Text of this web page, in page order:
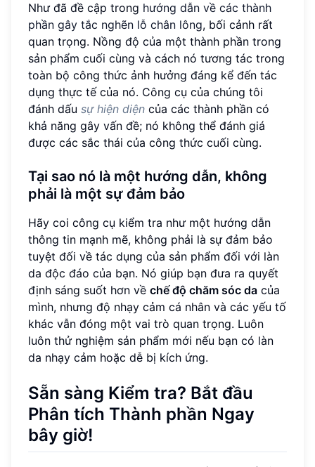
Như đã đề cập trong hướng dẫn về các thành
phần gây tắc nghẽn lỗ chân lông, bối cảnh rất
quan trọng. Nồng độ của một thành phần trong
sản phẩm cuối cùng và cách nó tương tác trong
toàn bộ công thức ảnh hưởng đáng kể đến tác
dụng thực tế của nó. Công cụ của chúng tôi
đánh dấu sự hiện diện của các thành phần có
khả năng gây vấn đề; nó không thể đánh giá
được các sắc thái của công thức cuối cùng.
Tại sao nó là một hướng dẫn, không
phải là một sự đảm bảo
Hãy coi công cụ kiểm tra như một hướng dẫn
thông tin mạnh mẽ, không phải là sự đảm bảo
tuyệt đối về tác dụng của sản phẩm đối với làn
da độc đáo của bạn. Nó giúp bạn đưa ra quyết
định sáng suốt hơn về chế độ chăm sóc da của
mình, nhưng độ nhạy cảm cá nhân và các yếu tố
khác vẫn đóng một vai trò quan trọng. Luôn
luôn thử nghiệm sản phẩm mới nếu bạn có làn
da nhạy cảm hoặc dễ bị kích ứng.
Sẵn sàng Kiểm tra? Bắt đầu
Phân tích Thành phần Ngay
bây giờ!